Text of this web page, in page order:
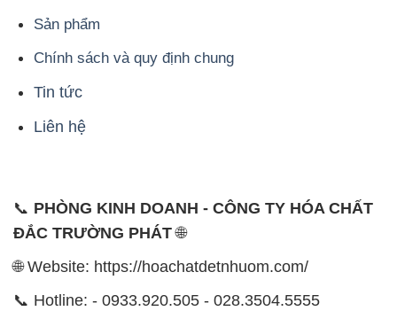
Sản phẩm
Chính sách và quy định chung
Tin tức
Liên hệ
📞 PHÒNG KINH DOANH - CÔNG TY HÓA CHẤT
ĐẮC TRƯỜNG PHÁT🌐
🌐 Website: https://hoachatdetnhuom.com/
📞 Hotline: - 0933.920.505 - 028.3504.5555